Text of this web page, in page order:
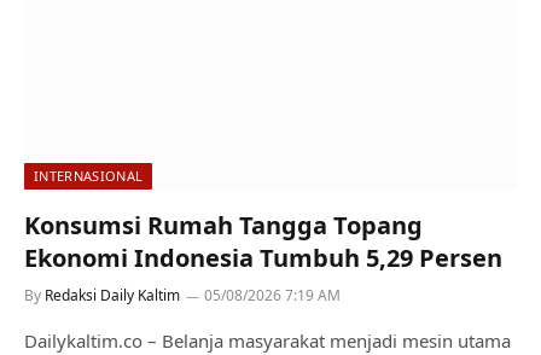
INTERNASIONAL
Konsumsi Rumah Tangga Topang
Ekonomi Indonesia Tumbuh 5,29 Persen
By Redaksi Daily Kaltim 05/08/2026 7:19 AM
Dailykaltim.co – Belanja masyarakat menjadi mesin utama